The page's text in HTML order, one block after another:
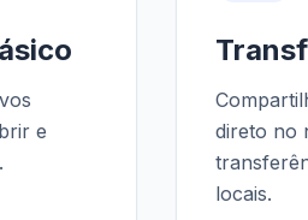
e
direto no
locais.